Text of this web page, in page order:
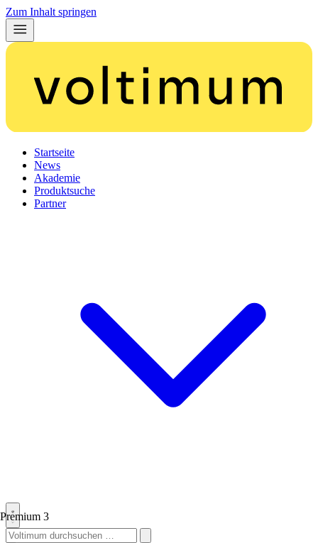
Zum Inhalt springen
Startseite
News
Akademie
Produktsuche
Partner
Premium 3